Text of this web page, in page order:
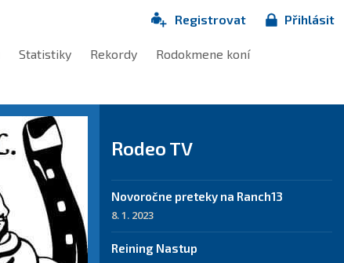
Registrovat Přihlásit
Statistiky Rekordy Rodokmene koní
Rodeo TV
Novoročne preteky na Ranch13
8. 1. 2023
Reining Nastup